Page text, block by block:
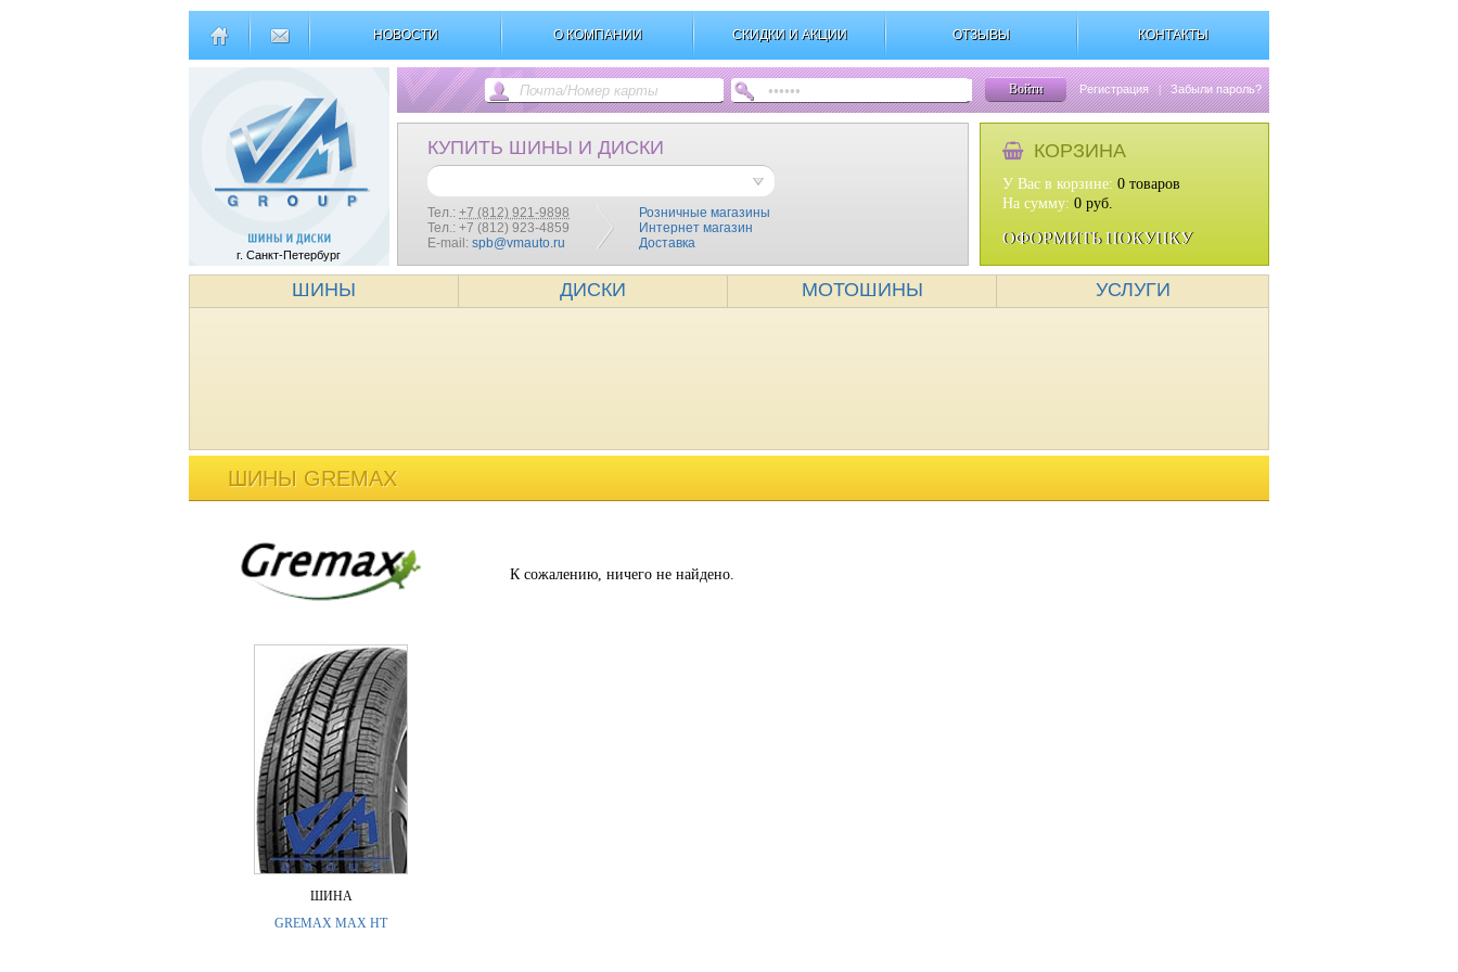
НОВОСТИ О КОМПАНИИ СКИДКИ И АКЦИИ ОТЗЫВЫ КОНТАКТЫ
г. Санкт-Петербург
Войти Регистрация | Забыли пароль?
КУПИТЬ ШИНЫ И ДИСКИ
Тел.: +7 (812) 921-9898
Тел.: +7 (812) 923-4859
E-mail: spb@vmauto.ru
Розничные магазины
Интернет магазин
Доставка
КОРЗИНА
У Вас в корзине: 0 товаров
На сумму: 0 руб.
ОФОРМИТЬ ПОКУПКУ
ШИНЫ ДИСКИ МОТОШИНЫ УСЛУГИ
ШИНЫ GREMAX
ШИНА
GREMAX MAX HT
К сожалению, ничего не найдено.